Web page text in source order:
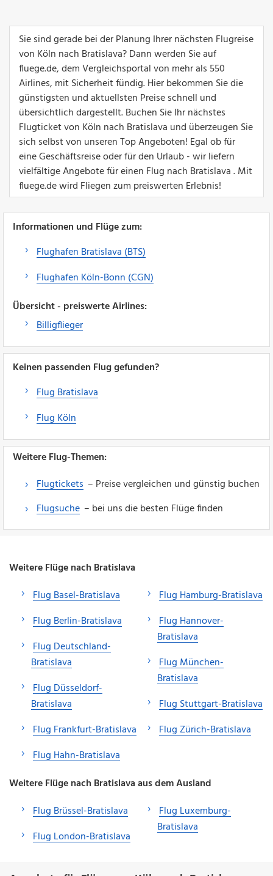
Sie sind gerade bei der Planung Ihrer nächsten Flugreise
von Köln nach Bratislava? Dann werden Sie auf
fluege.de, dem Vergleichsportal von mehr als 550
Airlines, mit Sicherheit fündig. Hier bekommen Sie die
günstigsten und aktuellsten Preise schnell und
übersichtlich dargestellt. Buchen Sie Ihr nächstes
Flugticket von Köln nach Bratislava und überzeugen Sie
sich selbst von unseren Top Angeboten! Egal ob für
eine Geschäftsreise oder für den Urlaub - wir liefern
vielfältige Angebote für einen Flug nach Bratislava . Mit
fluege.de wird Fliegen zum preiswerten Erlebnis!
Informationen und Flüge zum:
Flughafen Bratislava (BTS)
Flughafen Köln-Bonn (CGN)
Übersicht - preiswerte Airlines:
Billigflieger
Keinen passenden Flug gefunden?
Flug Bratislava
Flug Köln
Weitere Flug-Themen:
Flugtickets – Preise vergleichen und günstig buchen
Flugsuche – bei uns die besten Flüge finden
Weitere Flüge nach Bratislava
Flug Basel-Bratislava
Flug Berlin-Bratislava
Flug Deutschland-
Bratislava
Flug Düsseldorf-
Bratislava
Flug Frankfurt-Bratislava
Flug Hahn-Bratislava
Flug Hamburg-Bratislava
Flug Hannover-
Bratislava
Flug München-
Bratislava
Flug Stuttgart-Bratislava
Flug Zürich-Bratislava
Weitere Flüge nach Bratislava aus dem Ausland
Flug Brüssel-Bratislava
Flug London-Bratislava
Flug Luxemburg-
Bratislava